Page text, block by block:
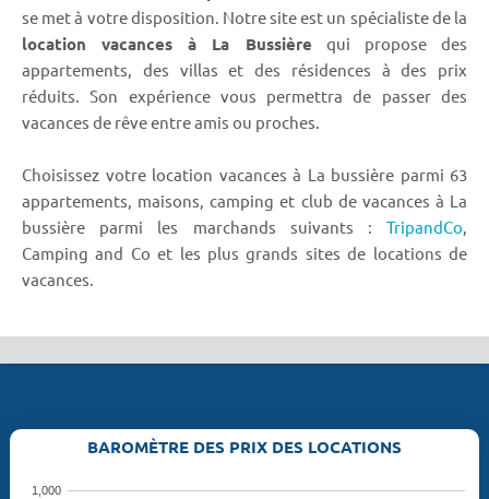
se met à votre disposition. Notre site est un spécialiste de la
location vacances à La Bussière qui propose des
appartements, des villas et des résidences à des prix
réduits. Son expérience vous permettra de passer des
vacances de rêve entre amis ou proches.
Choisissez votre location vacances à La bussière parmi 63
appartements, maisons, camping et club de vacances à La
bussière parmi les marchands suivants : TripandCo
Camping and Co et les plus grands sites de locations de
vacances.
BAROMÈTRE DES PRIX DES LOCATIONS
1,000